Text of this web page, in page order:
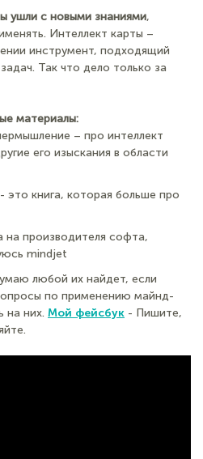
ушли с новыми знаниями,
Интеллект карты –
инструмент, подходящий
Так что дело только за
материалы:
– про интеллект
его изыскания в области
это книга, которая больше про
на производителя софта,
mindjet
любой их найдет, если
по применению майнд-
на них. Мой фейсбук - Пишите,